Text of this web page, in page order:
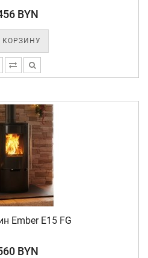
BYN
КОРЗИНУ
Ember E15 FG
BYN